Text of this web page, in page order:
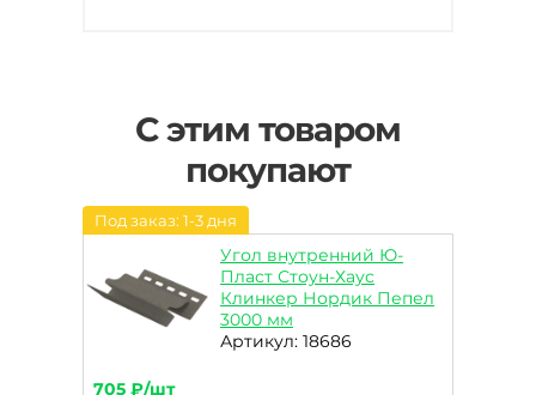
С этим товаром
покупают
Под заказ: 1-3 дня
Угол внутренний Ю-
Пласт Стоун-Хаус
Клинкер Нордик Пепел
3000 мм
Артикул: 18686
705 ₽/шт